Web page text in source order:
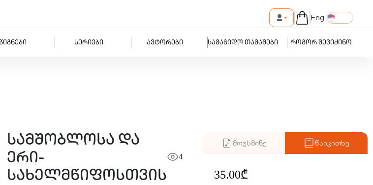
Eng
წიგნები სერიები ავტორები სამაგიდო თამაშები როგორ შევიძინო
სამშობლოსა და
ერი-
სახელმწიფოსთვის
4
მოუსმინე წაიკითხე
35.00₾